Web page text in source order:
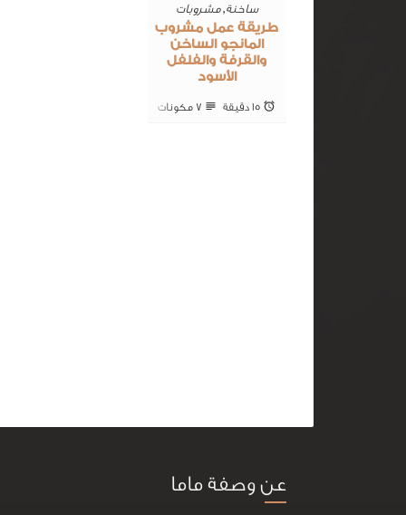
ساخنة,مشروبات
طريقة عمل مشروب
المانجو الساخن
والقرفة والفلفل
الأسود
15 ‎دقيقة 7 ‎مكونات
عن وصفة ماما